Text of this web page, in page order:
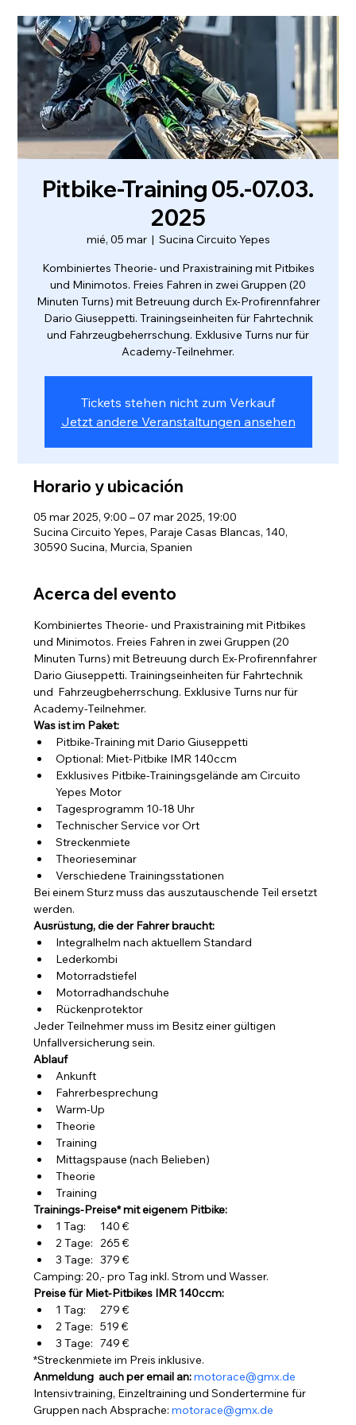
Pitbike-Training 05.-07.03.
2025
mié, 05 mar
  |
Sucina Circuito Yepes
Kombiniertes Theorie- und Praxistraining mit Pitbikes
und Minimotos. Freies Fahren in zwei Gruppen (20
Minuten Turns) mit Betreuung durch Ex-Profirennfahrer
Dario Giuseppetti. Trainingseinheiten für Fahrtechnik
und Fahrzeugbeherrschung. Exklusive Turns nur für
Academy-Teilnehmer.
Tickets stehen nicht zum Verkauf
Jetzt andere Veranstaltungen ansehen
Horario y ubicación
05 mar 2025, 9:00 – 07 mar 2025, 19:00
Sucina Circuito Yepes, Paraje Casas Blancas, 140,
30590 Sucina, Murcia, Spanien
Acerca del evento
Kombiniertes Theorie- und Praxistraining mit Pitbikes
und Minimotos. Freies Fahren in zwei Gruppen (20
Minuten Turns) mit Betreuung durch Ex-Profirennfahrer
Dario Giuseppetti. Trainingseinheiten für Fahrtechnik
und  Fahrzeugbeherrschung. Exklusive Turns nur für
Academy-Teilnehmer.
Was ist im Paket:
Pitbike-Training mit Dario Giuseppetti
Optional: Miet-Pitbike IMR 140ccm
Exklusives Pitbike-Trainingsgelände am Circuito
Yepes Motor
Tagesprogramm 10-18 Uhr
Technischer Service vor Ort
Streckenmiete
Theorieseminar
Verschiedene Trainingsstationen
Bei einem Sturz muss das auszutauschende Teil ersetzt
werden.
Ausrüstung, die der Fahrer braucht:
Integralhelm nach aktuellem Standard
Lederkombi
Motorradstiefel
Motorradhandschuhe
Rückenprotektor
Jeder Teilnehmer muss im Besitz einer gültigen
Unfallversicherung sein.
Ablauf
Ankunft
Fahrerbesprechung
Warm-Up
Theorie
Training
Mittagspause (nach Belieben)
Theorie
Training
Trainings-Preise* mit eigenem Pitbike:
1 Tag:      140 €
2 Tage:   265 €
3 Tage:   379 €
Camping: 20,- pro Tag inkl. Strom und Wasser.
Preise für Miet-Pitbikes IMR 140ccm:
1 Tag:      279 €
2 Tage:   519 €
3 Tage:   749 €
*Streckenmiete im Preis inklusive.
Anmeldung  auch per email an: motorace@gmx.de
Intensivtraining, Einzeltraining und Sondertermine für
Gruppen nach Absprache: motorace@gmx.de